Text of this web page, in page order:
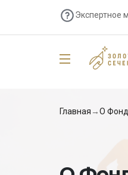
Экспертное
Главная →О